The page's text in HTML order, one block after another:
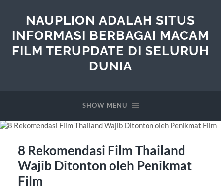
NAUPLION ADALAH SITUS
INFORMASI BERBAGAI MACAM
FILM TERUPDATE DI SELURUH
DUNIA
SHOW MENU
8 Rekomendasi Film Thailand
Wajib Ditonton oleh Penikmat
Film